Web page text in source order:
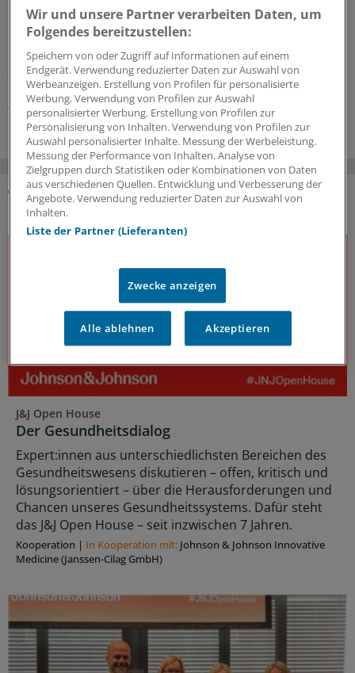
Die KV Brandenburg liegt wegen der Poolärzte im
Bereitschaftsdienst im Clinch mit der
Rentenversicherung. Die Bundesregierung müsse
endlich für die versprochene Klarstellung sorgen,
fordert die KV.
06.07.2026
DAS KÖNNTE SIE AUCH INTERESSIEREN
J&J Open House
Der Gesundheitsdialog
Expert:innen aus unterschiedlichsten Bereichen des
Gesundheitswesens diskutieren – offen, kritisch und
lösungsorientiert – über die Herausforderungen und
Chancen unseres Gesundheitssystems. Dafür steht
das J&J Open House – seit inzwischen 7 Jahren.
Kooperation | In Kooperation mit: Johnson & Johnson Innovative
Medicine (Janssen-Cilag GmbH)
Wir und unsere Partner verarbeiten Daten, um
Folgendes bereitzustellen:
Speichern von oder Zugriff auf Informationen auf einem
Endgerät. Verwendung reduzierter Daten zur Auswahl von
Werbeanzeigen. Erstellung von Profilen für personalisierte
Werbung. Verwendung von Profilen zur Auswahl
personalisierter Werbung. Erstellung von Profilen zur
Personalisierung von Inhalten. Verwendung von Profilen zur
Auswahl personalisierter Inhalte. Messung der Werbeleistung.
Messung der Performance von Inhalten. Analyse von
Zielgruppen durch Statistiken oder Kombinationen von Daten
aus verschiedenen Quellen. Entwicklung und Verbesserung der
Angebote. Verwendung reduzierter Daten zur Auswahl von
Inhalten.
Liste der Partner (Lieferanten)
Zwecke anzeigen
Alle ablehnen Akzeptieren